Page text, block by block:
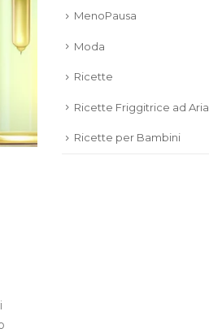
MenoPausa
Moda
Ricette
Ricette Friggitrice ad Aria
Ricette per Bambini